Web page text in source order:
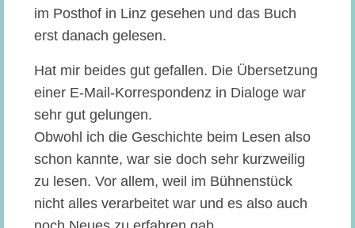
im Posthof in Linz gesehen und das Buch
erst danach gelesen.
Hat mir beides gut gefallen. Die Übersetzung
einer E-Mail-Korrespondenz in Dialoge war
sehr gut gelungen.
Obwohl ich die Geschichte beim Lesen also
schon kannte, war sie doch sehr kurzweilig
zu lesen. Vor allem, weil im Bühnenstück
nicht alles verarbeitet war und es also auch